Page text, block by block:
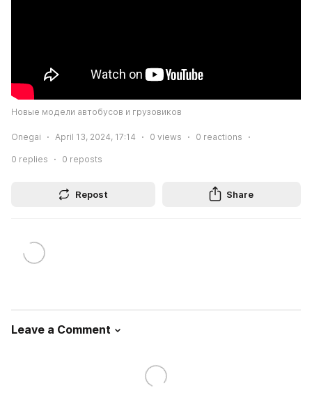
Новые модели автобусов и грузовиков
Onegai April 13, 2024, 17:14 0 views 0 reactions
0 replies 0 reposts
Repost Share
Leave a Comment